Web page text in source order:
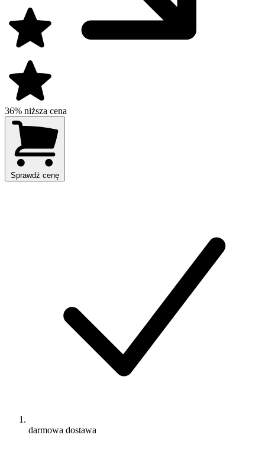
36% niższa cena
Sprawdź cenę
darmowa dostawa